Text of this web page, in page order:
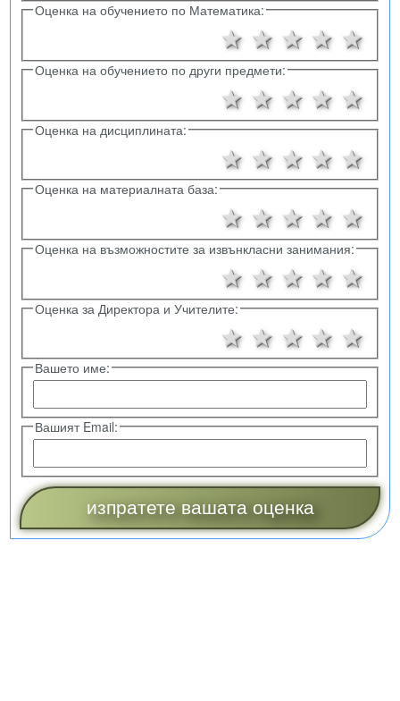
Оценка на обучението по Математика:
4
3
2 звезди
1 звезда
Оценка на обучението по други предмети:
4
3
2 звезди
1 звезда
Оценка на дисциплината:
4
3
2 звезди
1 звезда
Оценка на материалната база:
4
3
2 звезди
1 звезда
Оценка на възможностите за извънкласни занимания:
4
3
2 звезди
1 звезда
Оценка за Директора и Учителите:
4
3
2 звезди
1 звезда
Вашето име:
Вашият Email: